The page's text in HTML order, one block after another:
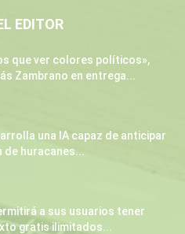
EDITOR
que ver colores políticos»,
Zambrano en entrega...
una IA capaz de anticipar
de huracanes...
a sus usuarios tener
gratis ilimitados...